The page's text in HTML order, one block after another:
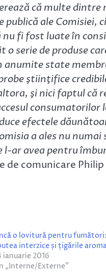
că multe
ale
nu fi fost luate în
o serie de produse
anumite state
ştiinţifice
şi nici faptul că
consumatorilor
efectele
a ales nu numai
l-ar avea pentru
de comunicare
o lovitură pentru
interzice și țigările
ianuarie 2016
„Interne/Externe”